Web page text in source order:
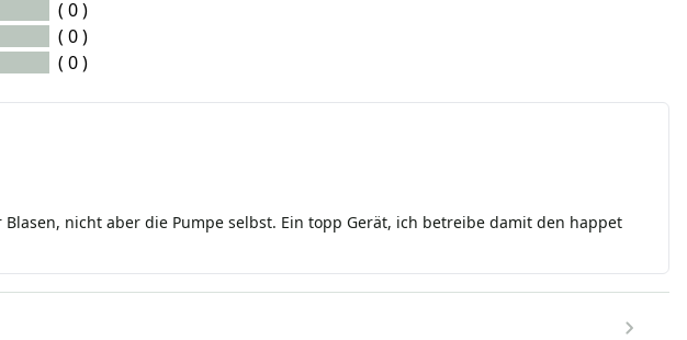
( 0 )
( 0 )
( 0 )
nicht aber die Pumpe selbst. Ein topp Gerät, ich betreibe damit den happet